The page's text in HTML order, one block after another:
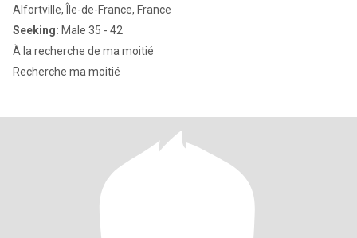
Alfortville, Île-de-France, France
Seeking: Male 35 - 42
À la recherche de ma moitié
Recherche ma moitié